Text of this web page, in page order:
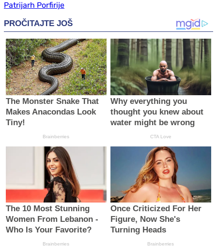
Patrijarh Porfirije